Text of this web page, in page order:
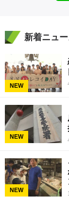
新着ニュ
NEW
NEW
NEW